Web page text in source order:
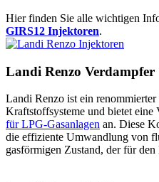
Hier finden Sie alle wichtigen
GIRS12 Injektoren.
Landi Renzo Verdampfer
Landi Renzo ist ein
Kraftstoffsysteme und bietet
für LPG-Gasanlagen an. Diese
die effiziente Umwandlung von
gasförmigen Zustand, der für